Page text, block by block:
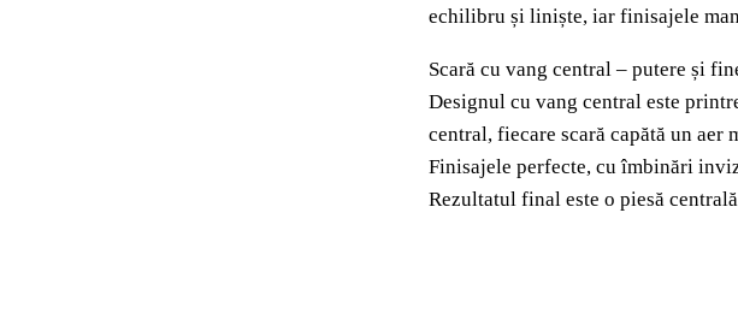
echilibru și liniște, iar finisajele
Scară cu vang central – putere și
Designul cu vang central este
central, fiecare scară capătă un
Finisajele perfecte, cu îmbinări
Rezultatul final este o piesă